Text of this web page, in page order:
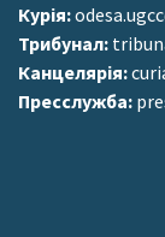
Курія:
Трибунал:
Канцелярія:
Пресслужба: